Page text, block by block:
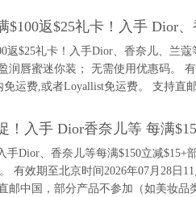
$100返$25礼卡！入手 Dior
返$25礼卡！入手Dior、香奈儿、兰
润唇蜜迷你装； 无需使用优惠码。
运费,或者Loyallist免运费。 支持直
！入手 Dior香奈儿等 每满
手Dior、香奈儿等每满$150立减
有效期至北京时间2026年07月28日
邮中国，部分产品不参加（如美妆品